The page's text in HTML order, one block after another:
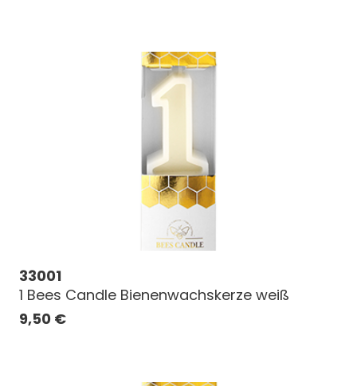
33001
1 Bees Candle Bienenwachskerze weiß
9,50 €